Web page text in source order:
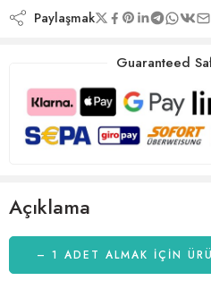
Paylaşmak
Guaranteed
Açıklama
– 1 ADET ALMAK IÇIN